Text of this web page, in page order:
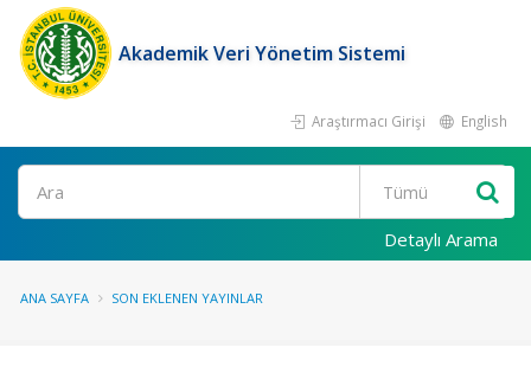
Akademik Veri Yönetim Sistemi
Araştırmacı Girişi English
Ara
Detaylı Arama
ANA SAYFA SON EKLENEN YAYINLAR